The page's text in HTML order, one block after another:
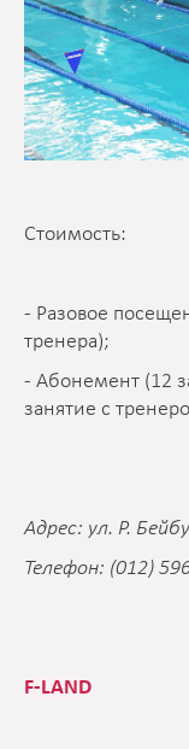
Стоимость:
- Разовое
тренера);
- Абонемент (12
занятие с
Адрес: ул. Р.
Телефон: (012)
F-LAND